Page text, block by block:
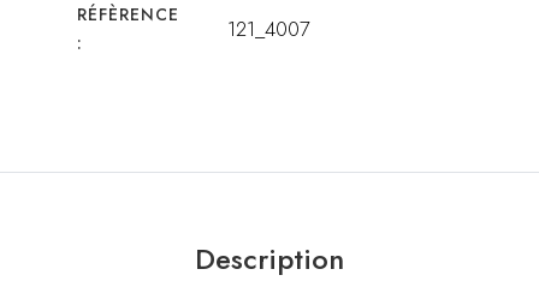
RÉFÈRENCE
:
121_4007
Description